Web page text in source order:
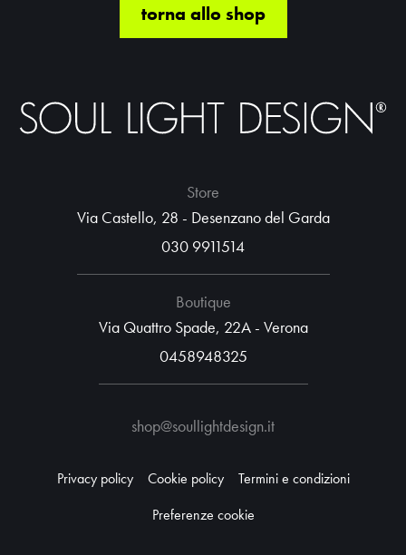
torna allo shop
Store
Via Castello, 28 - Desenzano del Garda
030 9911514
Boutique
Via Quattro Spade, 22A - Verona
0458948325
shop@soullightdesign.it
Privacy policy Cookie policy
Termini e condizioni
Preferenze cookie